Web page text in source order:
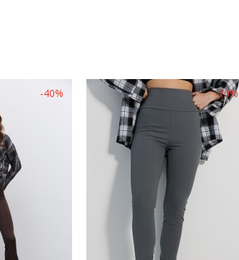
-40% -70%